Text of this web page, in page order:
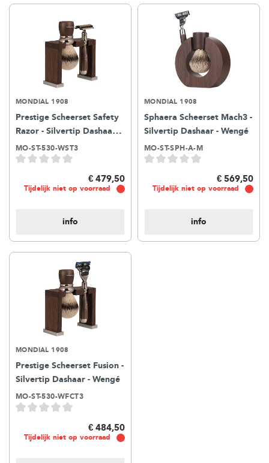
MONDIAL 1908
Prestige Scheerset Safety
Razor - Silvertip Dashaar -
Wengé
MO-ST-530-WST3
€ 479,50
Tijdelijk niet op voorraad
info
MONDIAL 1908
Sphaera Scheerset Mach3 -
Silvertip Dashaar - Wengé
MO-ST-SPH-A-M
€ 569,50
Tijdelijk niet op voorraad
info
MONDIAL 1908
Prestige Scheerset Fusion -
Silvertip Dashaar - Wengé
MO-ST-530-WFCT3
€ 484,50
Tijdelijk niet op voorraad